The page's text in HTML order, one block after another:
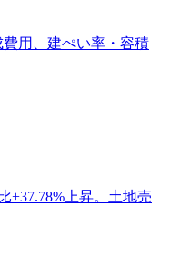
用、建ぺい率・容積
+37.78%上昇。土地売